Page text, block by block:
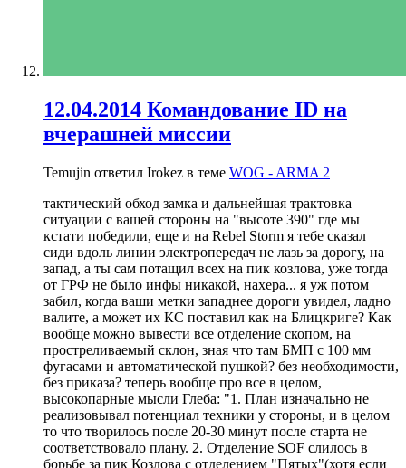
12.04.2014 Командование ID на
вчерашней миссии
Temujin ответил Irokez в теме WOG - ARMA 2
тактический обход замка и дальнейшая трактовка
ситуации с вашей стороны на "высоте 390" где мы
кстати победили, еще и на Rebel Storm я тебе сказал
сиди вдоль линии электропередач не лазь за дорогу, на
запад, а ты сам потащил всех на пик козлова, уже тогда
от ГРФ не было инфы никакой, нахера... я уж потом
забил, когда ваши метки западнее дороги увидел, ладно
валите, а может их КС поставил как на Блицкриге? Как
вообще можно вывести все отделение скопом, на
простреливаемый склон, зная что там БМП с 100 мм
фугасами и автоматической пушкой? без необходимости,
без приказа? теперь вообще про все в целом,
высокопарные мысли Глеба: "1. План изначально не
реализовывал потенциал техники у стороны, и в целом
то что творилось после 20-30 минут после старта не
соответствовало плану. 2. Отделение SOF слилось в
борьбе за пик Козлова с отделением "Пятых"(хотя если